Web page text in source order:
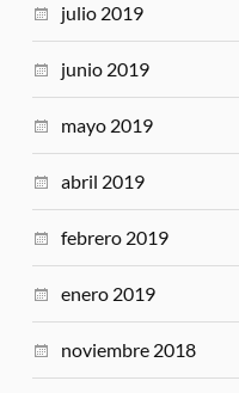
julio 2019
junio 2019
mayo 2019
abril 2019
febrero 2019
enero 2019
noviembre 2018